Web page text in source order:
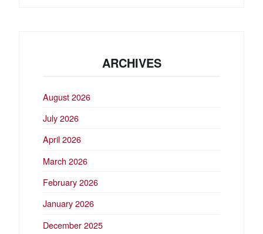
ARCHIVES
August 2026
July 2026
April 2026
March 2026
February 2026
January 2026
December 2025